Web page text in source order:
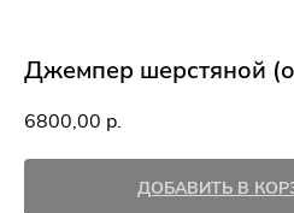
Джемпер шерстяной
6800,00 р.
ДОБАВИТЬ В